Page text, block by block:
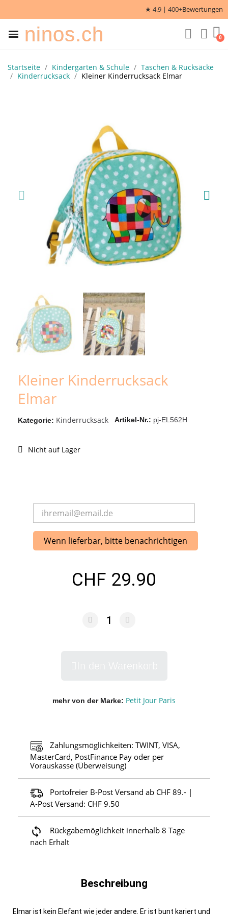
★ 4.9 | 400+Bewertungen
ninos.ch
Startseite Kindergarten & Schule
Taschen & Rucksäcke
Kinderrucksack
Kleiner Kinderrucksack Elmar
Kleiner Kinderrucksack
Elmar
Kategorie Kinderrucksack Artikel-Nr. pj-EL562H
Nicht auf Lager
Wenn lieferbar, bitte benachrichtigen
CHF 29.90
mehr von der Marke Petit Jour Paris
Zahlungsmöglichkeiten: TWINT, VISA,
MasterCard, PostFinance Pay oder per
Vorauskasse (Überweisung)
Portofreier B-Post Versand ab CHF 89.- |
A-Post Versand: CHF 9.50
Rückgabemöglichkeit innerhalb 8 Tage
nach Erhalt
Beschreibung
Elmar ist kein Elefant wie jeder andere. Er ist bunt kariert und